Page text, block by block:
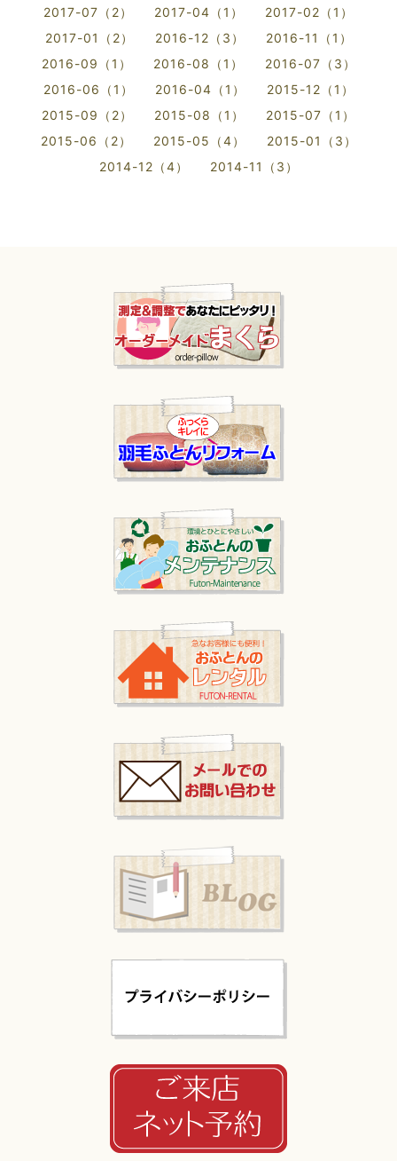
2017-07（2）
2017-04（1）
2017-02（1）
2017-01（2）
2016-12（3）
2016-11（1）
2016-09（1）
2016-08（1）
2016-07（3）
2016-06（1）
2016-04（1）
2015-12（1）
2015-09（2）
2015-08（1）
2015-07（1）
2015-06（2）
2015-05（4）
2015-01（3）
2014-12（4）
2014-11（3）